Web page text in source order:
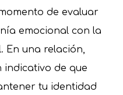
de evaluar
emocional con la
En una relación,
indicativo de que
tu identidad